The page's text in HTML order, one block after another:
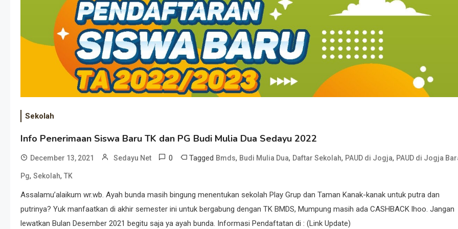
Sekolah
Info Penerimaan Siswa Baru TK dan PG Budi Mulia Dua Sedayu 2022
December 13, 2021 Sedayu Net 0 Tagged Bmds, Budi Mulia Dua, Daftar Sekolah, PAUD di Jogja, PAUD di Jogja
Pg, Sekolah, TK
Assalamu’alaikum wr.wb. Ayah bunda masih bingung menentukan sekolah Play Grup dan Taman Kanak-kanak untuk putra dan
putrinya? Yuk manfaatkan di akhir semester ini untuk bergabung dengan TK BMDS, Mumpung masih ada CASHBACK lhoo. Jangan
lewatkan Bulan Desember 2021 begitu saja ya ayah bunda. Informasi Pendaftatan di : (Link Update)